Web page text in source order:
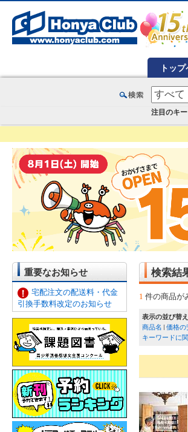
トッ
注目のキー
重要なお知らせ
宅配注文の配送料・代金
引換手数料改定のお知らせ
検索結
1 件の商品が
表示の並び替え
商品名
価格の
キーワードに